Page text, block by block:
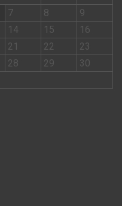
7 8
9
14 15
16
21 22
23
28 29
30